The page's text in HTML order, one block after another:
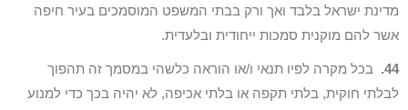
מדינת ישראל בלבד ואך ורק בבתי המשפט המוסמכים בעיר חיפה
אשר להם מוקנית סמכות ייחודית ובלעדית.
44.
בכל מקרה לפיו תנאי ו/או הוראה כלשהי במסמך זה תהפוך
לבלתי חוקית, בלתי תקפה או בלתי אכיפה, לא יהיה בכך כדי למנוע